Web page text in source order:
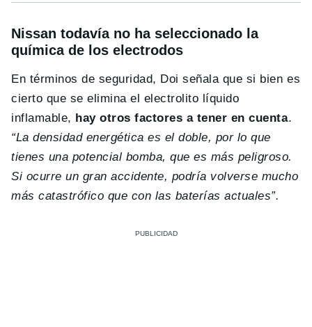
Nissan todavía no ha seleccionado la
química de los electrodos
En términos de seguridad, Doi señala que si bien es
cierto que se elimina el electrolito líquido
inflamable, hay otros factores a tener en cuenta.
“La densidad energética es el doble, por lo que
tienes una potencial bomba, que es más peligroso.
Si ocurre un gran accidente, podría volverse mucho
más catastrófico que con las baterías actuales”.